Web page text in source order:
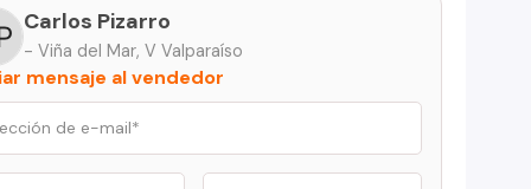
Carlos Pizarro
- Viña del Mar, V Valparaíso
mensaje al vendedor